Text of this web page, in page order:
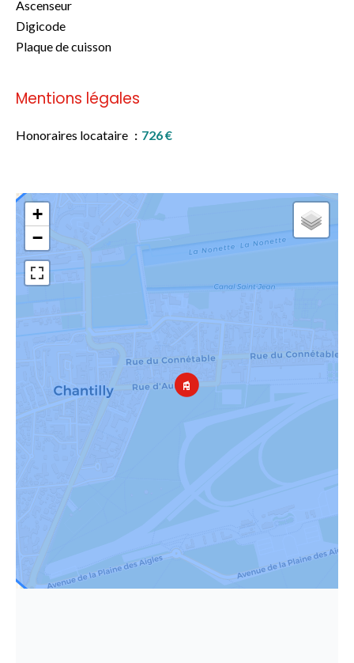
Ascenseur
Digicode
Plaque de cuisson
Mentions légales
Honoraires locataire 726 €
+
−